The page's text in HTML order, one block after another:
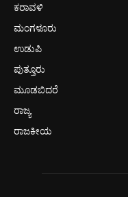
ಕರಾವಳಿ
ಮಂಗಳೂರು
ಉಡುಪಿ
ಪುತ್ತೂರು
ಮೂಡಬಿದರೆ
ರಾಜ್ಯ
ರಾಜಕೀಯ